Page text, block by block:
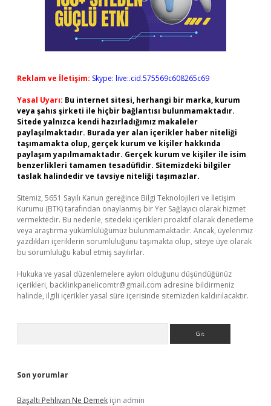
Reklam ve İletişim: Skype: live:.cid.575569c608265c69
Yasal Uyarı: Bu internet sitesi, herhangi bir marka, kurum
veya şahıs şirketi ile hiçbir bağlantısı bulunmamaktadır.
Sitede yalnızca kendi hazırladığımız makaleler
paylaşılmaktadır. Burada yer alan içerikler haber niteliği
taşımamakta olup, gerçek kurum ve kişiler hakkında
paylaşım yapılmamaktadır. Gerçek kurum ve kişiler ile isim
benzerlikleri tamamen tesadüfidir. Sitemizdeki bilgiler
taslak halindedir ve tavsiye niteliği taşımazlar.
Sitemiz, 5651 Sayılı Kanun gereğince Bilgi Teknolojileri ve İletişim
Kurumu (BTK) tarafından onaylanmış bir Yer Sağlayıcı olarak hizmet
vermektedir. Bu nedenle, sitedeki içerikleri proaktif olarak denetleme
veya araştırma yükümlülüğümüz bulunmamaktadır. Ancak, üyelerimiz
yazdıkları içeriklerin sorumluluğunu taşımakta olup, siteye üye olarak
bu sorumluluğu kabul etmiş sayılırlar.
Hukuka ve yasal düzenlemelere aykırı olduğunu düşündüğünüz
içerikleri, backlinkpanelicomtr@gmail.com adresine bildirmeniz
halinde, ilgili içerikler yasal süre içerisinde sitemizden kaldırılacaktır.
Son yorumlar
Başaltı Pehlivan Ne Demek için admin